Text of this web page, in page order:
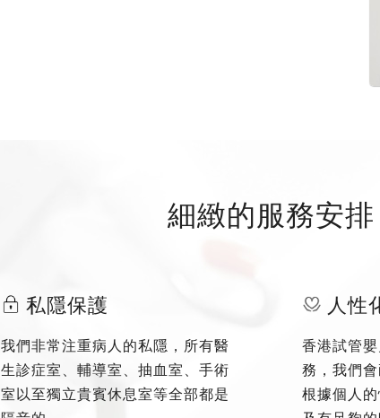
細緻的服務安排
私隱保護
我們非常注重病人的私隱，所有醫
生診症室、輔導室、抽血室、手術
室以至獨立貴賓休息室等全部都是
人性
香港試管
務，我們會
根據個人